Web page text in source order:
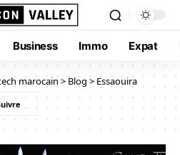
Business Immo Expat
marocain>Blog > Essaouira